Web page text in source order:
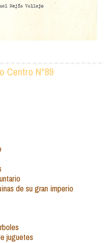
Centro N°89
de su gran imperio
juguetes